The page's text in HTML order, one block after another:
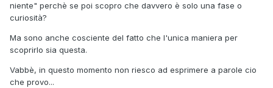
niente" perchè se poi scopro che davvero è solo una fase o
curiosità?
Ma sono anche cosciente del fatto che l'unica maniera per
scoprirlo sia questa.
Vabbè, in questo momento non riesco ad esprimere a parole cio
che provo...